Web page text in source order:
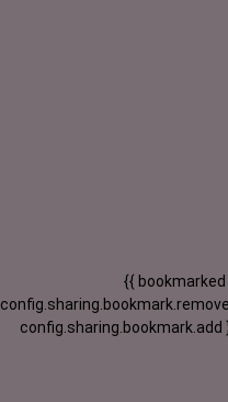
{{ bookmarked
config.sharing.bookmark.add